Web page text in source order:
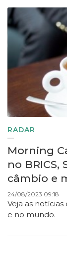
RADAR
Morning
no BRICS,
câmbio e
24/08/2023 09:18
Veja as
e no mundo.